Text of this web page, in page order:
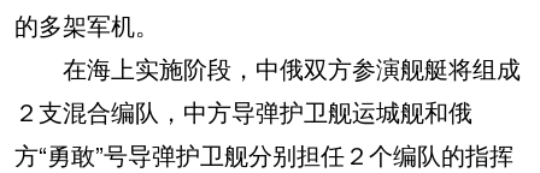
的多架军机。
在海上实施阶段，中俄双方参演舰艇将组成
２支混合编队，中方导弹护卫舰运城舰和俄
方“勇敢”号导弹护卫舰分别担任２个编队的指挥